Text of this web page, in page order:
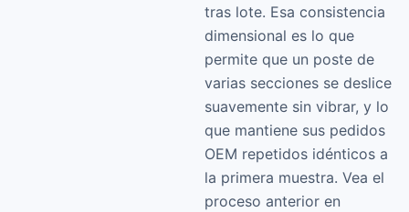
tras lote. Esa consistencia
dimensional es lo que
permite que un poste de
varias secciones se deslice
suavemente sin vibrar, y lo
que mantiene sus pedidos
OEM repetidos idénticos a
la primera muestra. Vea el
proceso anterior en